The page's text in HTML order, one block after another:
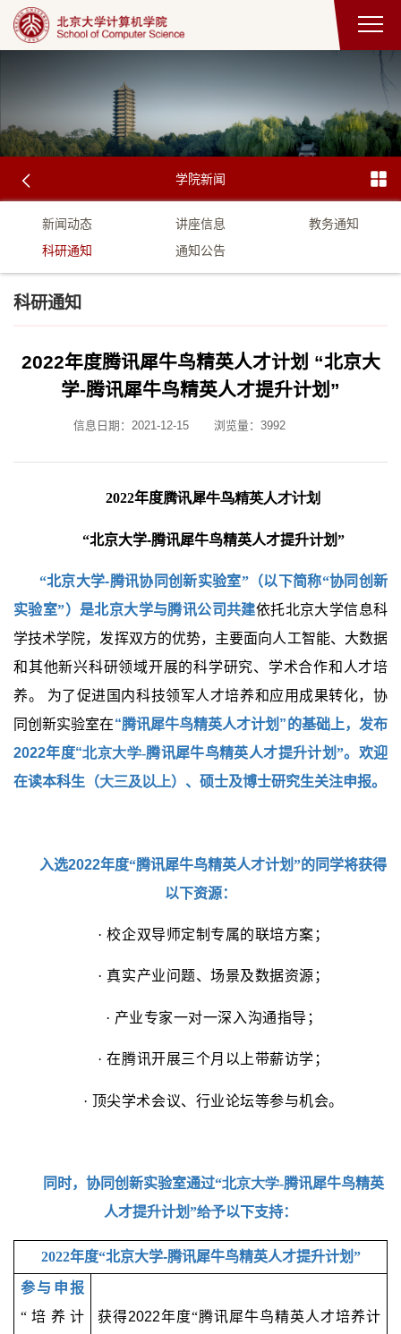
学院新闻
新闻动态 讲座信息
教务通知
科研通知
通知公告
科研通知
2022年度腾讯犀牛鸟精英人才计划 “北京大
学-腾讯犀牛鸟精英人才提升计划”
信息日期：2021-12-15 浏览量： 3992
2022年度腾讯犀牛鸟精英人才计划
“北京大学-腾讯犀牛鸟精英人才提升计划”
“北京大学-腾讯协同创新实验室”（以下简称“协同创新
实验室”）是北京大学与腾讯公司共建依托北京大学信息科
学技术学院，发挥双方的优势，主要面向人工智能、大数据
和其他新兴科研领域开展的科学研究、学术合作和人才培
养。 为了促进国内科技领军人才培养和应用成果转化，协
同创新实验室在“腾讯犀牛鸟精英人才计划”的基础上，发布
2022年度“北京大学-腾讯犀牛鸟精英人才提升计划”。欢迎
在读本科生（大三及以上）、硕士及博士研究生关注申报。
入选2022年度“腾讯犀牛鸟精英人才计划”的同学将获得
以下资源：
·校企双导师定制专属的联培方案；
· 真实产业问题、场景及数据资源；
· 产业专家一对一深入沟通指导；
·在腾讯开展三个月以上带薪访学；
· 顶尖学术会议、行业论坛等参与机会。
同时，协同创新实验室通过“北京大学-腾讯犀牛鸟精英
人才提升计划”给予以下支持：
2022年度“北京大学-腾讯犀牛鸟精英人才提升计划”
参与申报
“培养计
获得2022年度“腾讯犀牛鸟精英人才培养计